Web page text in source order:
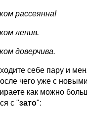
рассеянна!
ленив.
доверчива.
себе пару и
чего уже с
как можно
с "зато":